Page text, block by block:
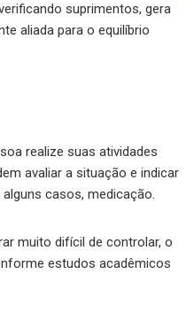
suprimentos, gera
aliada para o equilíbrio
realize suas atividades
avaliar a situação e indicar
casos, medicação.
muito difícil de controlar, o
estudos acadêmicos